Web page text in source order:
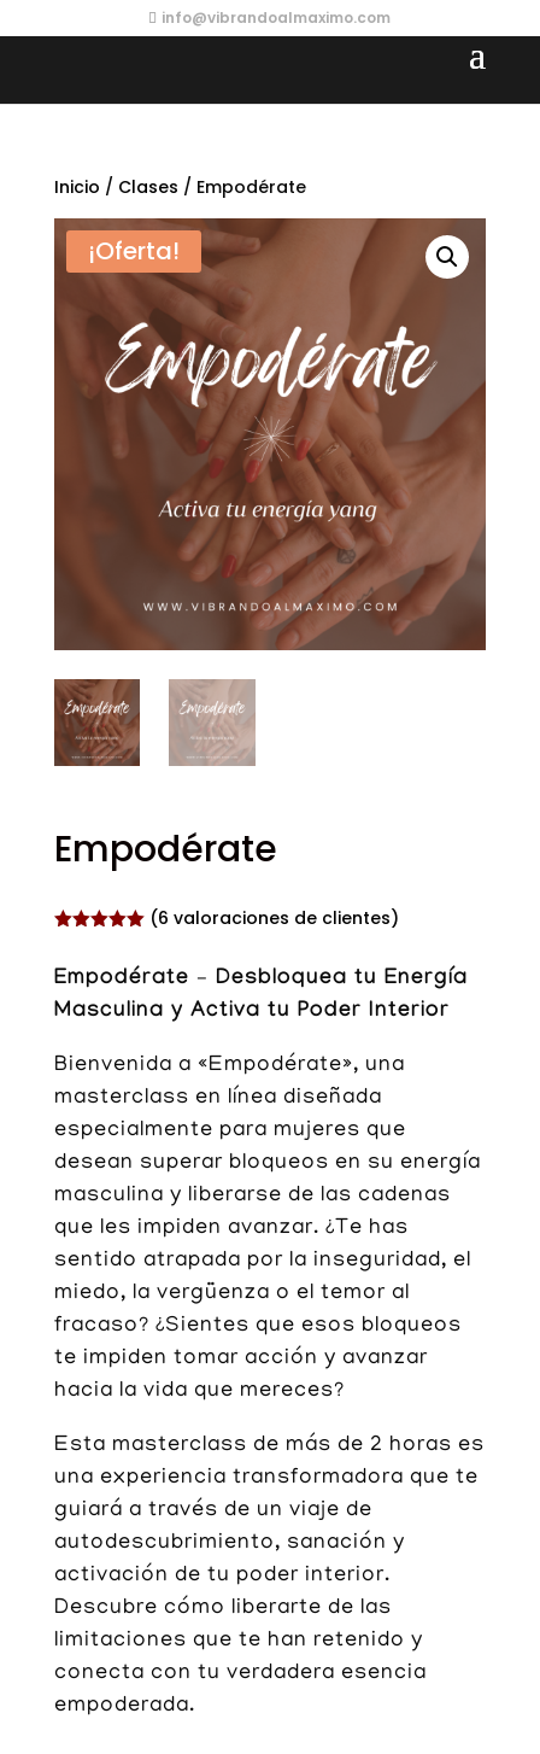
info@vibrandoalmaximo.com
Inicio / Clases / Empodérate
¡Oferta!
Empodérate
5 en base
valoracione
(6 valoraciones de clientes)
Empodérate – Desbloquea tu Energía
Masculina y Activa tu Poder Interior
Bienvenida a «Empodérate», una
masterclass en línea diseñada
especialmente para mujeres que
desean superar bloqueos en su energía
masculina y liberarse de las cadenas
que les impiden avanzar. ¿Te has
sentido atrapada por la inseguridad, el
miedo, la vergüenza o el temor al
fracaso? ¿Sientes que esos bloqueos
te impiden tomar acción y avanzar
hacia la vida que mereces?
Esta masterclass de más de 2 horas es
una experiencia transformadora que te
guiará a través de un viaje de
autodescubrimiento, sanación y
activación de tu poder interior.
Descubre cómo liberarte de las
limitaciones que te han retenido y
conecta con tu verdadera esencia
empoderada.